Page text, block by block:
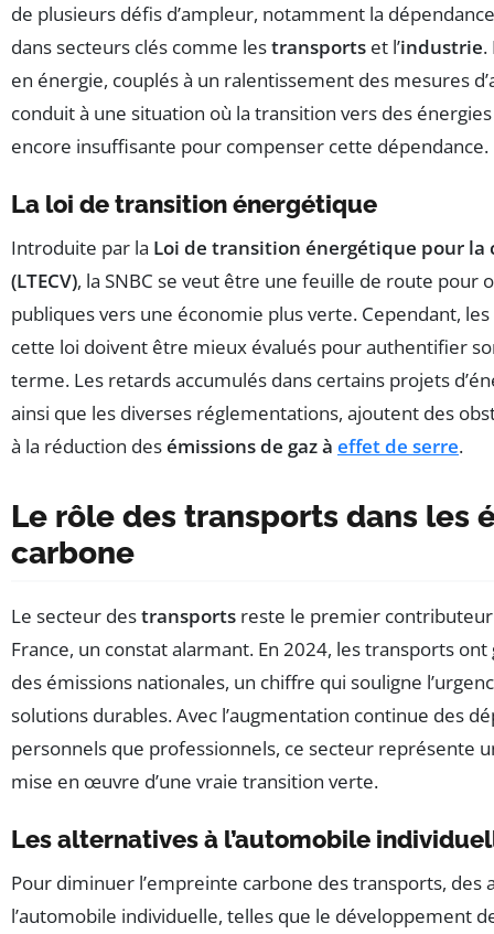
de plusieurs défis d’ampleur, notamment la
dans secteurs clés comme lestransports et l’industrie.
en énergie, couplés à un ralentissement des mesures
conduit à une situation où la transition vers des
encore insuffisante pour compenser cette dépendance.
La loi de transition énergétique
Introduite par la Loi de transition énergétique pour la
(LTECV), la SNBC se veut être une feuille de route pour
publiques vers une économie plus verte. Cependant,
cette loi doivent être mieux évalués pour authentifier
terme. Les retards accumulés dans certains projets
ainsi que les diverses réglementations, ajoutent des
à la réduction desémissions de gaz à effet de serre.
Le rôle des transports dans les
carbone
Le secteur destransports reste le premier
France, un constat alarmant. En 2024, les transports
des émissions nationales, un chiffre qui souligne
solutions durables. Avec l’augmentation continue des
personnels que professionnels, ce secteur représente
mise en œuvre d’une vraie transition verte.
Les alternatives à l’automobile
Pour diminuer l’empreinte carbone des transports, des
l’automobile individuelle, telles que le développement